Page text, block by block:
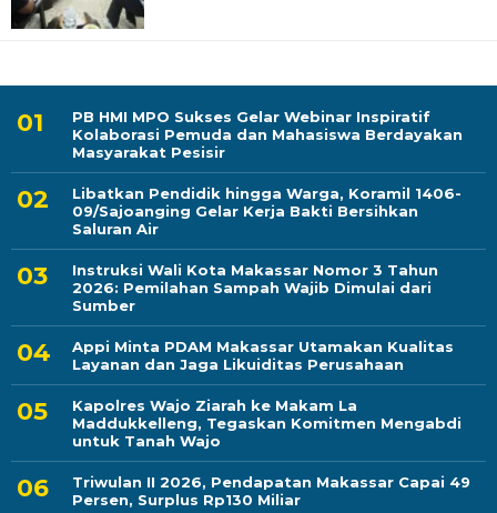
PB HMI MPO Sukses Gelar Webinar Inspiratif
Kolaborasi Pemuda dan Mahasiswa Berdayakan
Masyarakat Pesisir
Libatkan Pendidik hingga Warga, Koramil 1406-
09/Sajoanging Gelar Kerja Bakti Bersihkan
Saluran Air
Instruksi Wali Kota Makassar Nomor 3 Tahun
2026: Pemilahan Sampah Wajib Dimulai dari
Sumber
Appi Minta PDAM Makassar Utamakan Kualitas
Layanan dan Jaga Likuiditas Perusahaan
Kapolres Wajo Ziarah ke Makam La
Maddukkelleng, Tegaskan Komitmen Mengabdi
untuk Tanah Wajo
Triwulan II 2026, Pendapatan Makassar Capai 49
Persen, Surplus Rp130 Miliar